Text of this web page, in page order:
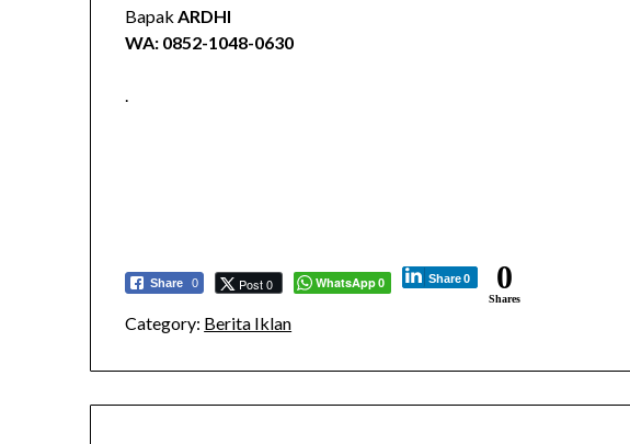
BapakARDHI
WA: 0852-1048-0630
.
Share 0 Post 0 WhatsApp0 Share0 0
Shares
Category: Berita Iklan